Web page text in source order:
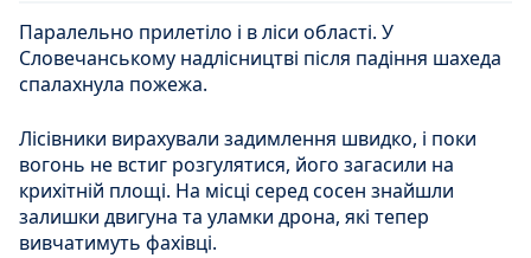
Паралельно прилетіло і в ліси області. У
Словечанському надлісництві після падіння шахеда
спалахнула пожежа.
Лісівники вирахували задимлення швидко, і поки
вогонь не встиг розгулятися, його загасили на
крихітній площі. На місці серед сосен знайшли
залишки двигуна та уламки дрона, які тепер
вивчатимуть фахівці.